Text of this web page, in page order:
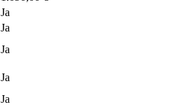
Ja
Ja
Ja
Ja
Ja